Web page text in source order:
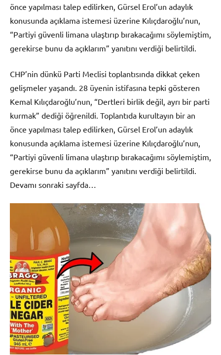
önce yapılması talep edilirken, Gürsel Erol’un adaylık
konusunda açıklama istemesi üzerine Kılıçdaroğlu’nun,
“Partiyi güvenli limana ulaştırıp bırakacağımı söylemiştim,
gerekirse bunu da açıklarım” yanıtını verdiği belirtildi.
CHP’nin dünkü Parti Meclisi toplantısında dikkat çeken
gelişmeler yaşandı. 28 üyenin istifasına tepki gösteren
Kemal Kılıçdaroğlu’nun, “Dertleri birlik değil, ayrı bir parti
kurmak” dediği öğrenildi. Toplantıda kurultayın bir an
önce yapılması talep edilirken, Gürsel Erol’un adaylık
konusunda açıklama istemesi üzerine Kılıçdaroğlu’nun,
“Partiyi güvenli limana ulaştırıp bırakacağımı söylemiştim,
gerekirse bunu da açıklarım” yanıtını verdiği belirtildi.
Devamı sonraki sayfda…